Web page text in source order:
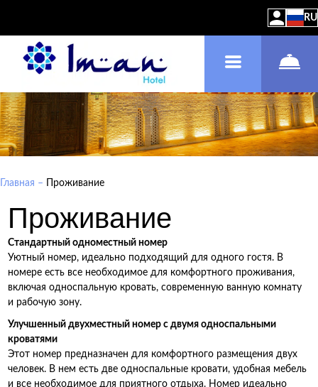
RU
Главная – Проживание
Проживание
Стандартный одноместный номер
Уютный номер, идеально подходящий для одного гостя. В
номере есть все необходимое для комфортного проживания,
включая односпальную кровать, современную ванную комнату
и рабочую зону.
Улучшенный двухместный номер с двумя односпальными
кроватями
Этот номер предназначен для комфортного размещения двух
человек. В нем есть две односпальные кровати, удобная мебель
и все необходимое для приятного отдыха. Номер идеально